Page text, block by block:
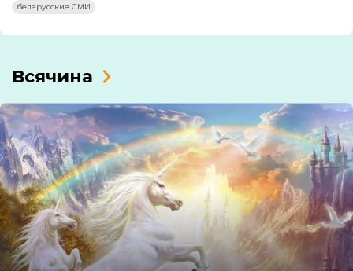
беларусские СМИ
Всячина